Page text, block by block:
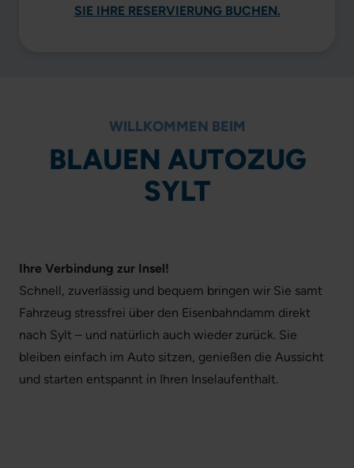
SIE IHRE RESERVIERUNG BUCHEN.
WILLKOMMEN BEIM
BLAUEN AUTOZUG
SYLT
Ihre Verbindung zur Insel!
Schnell, zuverlässig und bequem bringen wir Sie samt
Fahrzeug stressfrei über den Eisenbahndamm direkt
nach Sylt – und natürlich auch wieder zurück. Sie
bleiben einfach im Auto sitzen, genießen die Aussicht
und starten entspannt in Ihren Inselaufenthalt.